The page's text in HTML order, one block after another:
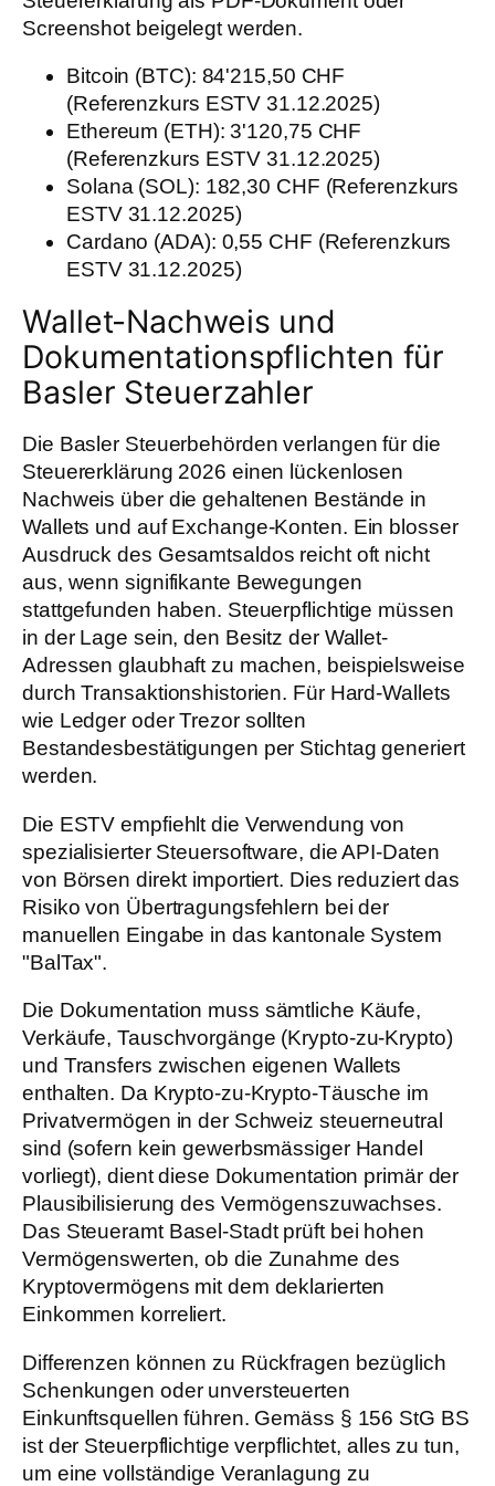
Screenshot beigelegt werden.
Bitcoin (BTC): 84'215,50 CHF
(Referenzkurs ESTV 31.12.2025)
Ethereum (ETH): 3'120,75 CHF
(Referenzkurs ESTV 31.12.2025)
Solana (SOL): 182,30 CHF (Referenzkurs
ESTV 31.12.2025)
Cardano (ADA): 0,55 CHF (Referenzkurs
ESTV 31.12.2025)
Wallet-Nachweis und
Dokumentationspflichten für
Basler Steuerzahler
Die Basler Steuerbehörden verlangen für die
Steuererklärung 2026 einen lückenlosen
Nachweis über die gehaltenen Bestände in
Wallets und auf Exchange-Konten. Ein blosser
Ausdruck des Gesamtsaldos reicht oft nicht
aus, wenn signifikante Bewegungen
stattgefunden haben. Steuerpflichtige müssen
in der Lage sein, den Besitz der Wallet-
Adressen glaubhaft zu machen, beispielsweise
durch Transaktionshistorien. Für Hard-Wallets
wie Ledger oder Trezor sollten
Bestandesbestätigungen per Stichtag generiert
werden.
Die ESTV empfiehlt die Verwendung von
spezialisierter Steuersoftware, die API-Daten
von Börsen direkt importiert. Dies reduziert das
Risiko von Übertragungsfehlern bei der
manuellen Eingabe in das kantonale System
"BalTax".
Die Dokumentation muss sämtliche Käufe,
Verkäufe, Tauschvorgänge (Krypto-zu-Krypto)
und Transfers zwischen eigenen Wallets
enthalten. Da Krypto-zu-Krypto-Täusche im
Privatvermögen in der Schweiz steuerneutral
sind (sofern kein gewerbsmässiger Handel
vorliegt), dient diese Dokumentation primär der
Plausibilisierung des Vermögenszuwachses.
Das Steueramt Basel-Stadt prüft bei hohen
Vermögenswerten, ob die Zunahme des
Kryptovermögens mit dem deklarierten
Einkommen korreliert.
Differenzen können zu Rückfragen bezüglich
Schenkungen oder unversteuerten
Einkunftsquellen führen. Gemäss § 156 StG BS
ist der Steuerpflichtige verpflichtet, alles zu tun,
um eine vollständige Veranlagung zu